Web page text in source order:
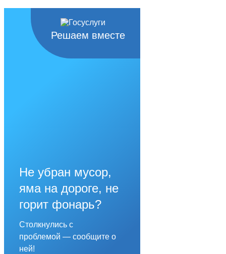
Решаем вместе
Не убран мусор,
яма на дороге, не
горит фонарь?
Столкнулись с
проблемой — сообщите о
ней!